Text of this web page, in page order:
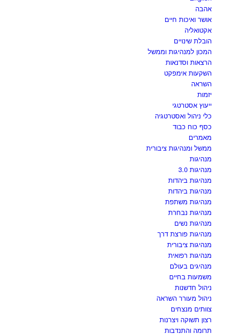
אהבה
אושר ואיכות חיים
אקטואליה
הובלת שינויים
המכון למנהיגות וממשל
הרצאות וסדנאות
השקעות אימפקט
השראה
יזמות
ייעוץ אסטרטגי
כלי ניהול ואסטרטגיה
כסף כוח כבוד
מאמרים
ממשל ומנהיגות ציבורית
מנהיגות
מנהיגות 3.0
מנהיגות ביהדות
מנהיגות ביהדות
מנהיגות משתפת
מנהיגות נבחרת
מנהיגות נשים
מנהיגות פורצת דרך
מנהיגות ציבורית
מנהיגות רפואית
מנהיגים בעולם
משמעות בחיים
ניהול חדשנות
ניהול מעורר השראה
צוותים מנצחים
רצון תשוקה ויצרנות
תרומה והתנדבות